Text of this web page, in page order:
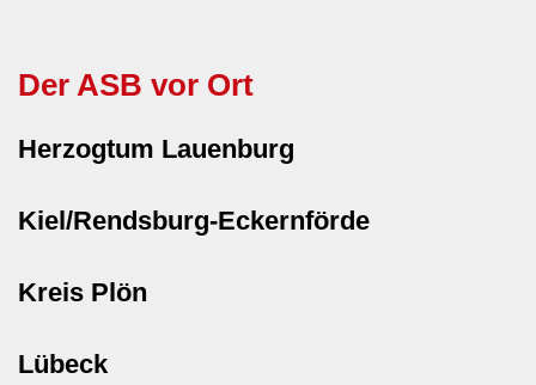
Der ASB vor Ort
Herzogtum Lauenburg
Kiel/Rendsburg-Eckernförde
Kreis Plön
Lübeck